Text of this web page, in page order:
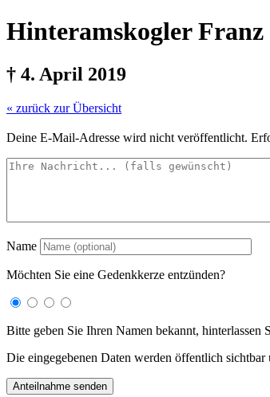
HinteramskoglerFranz
† 4. April 2019
« zurück zur Übersicht
Deine E-Mail-Adresse wird nicht veröffentlicht.
Name
Möchten Sie eine Gedenkkerze entzünden?
Bitte geben Sie Ihren Namen bekannt, hinterlassen
Die eingegebenen Daten werden öffentlich sichtbar